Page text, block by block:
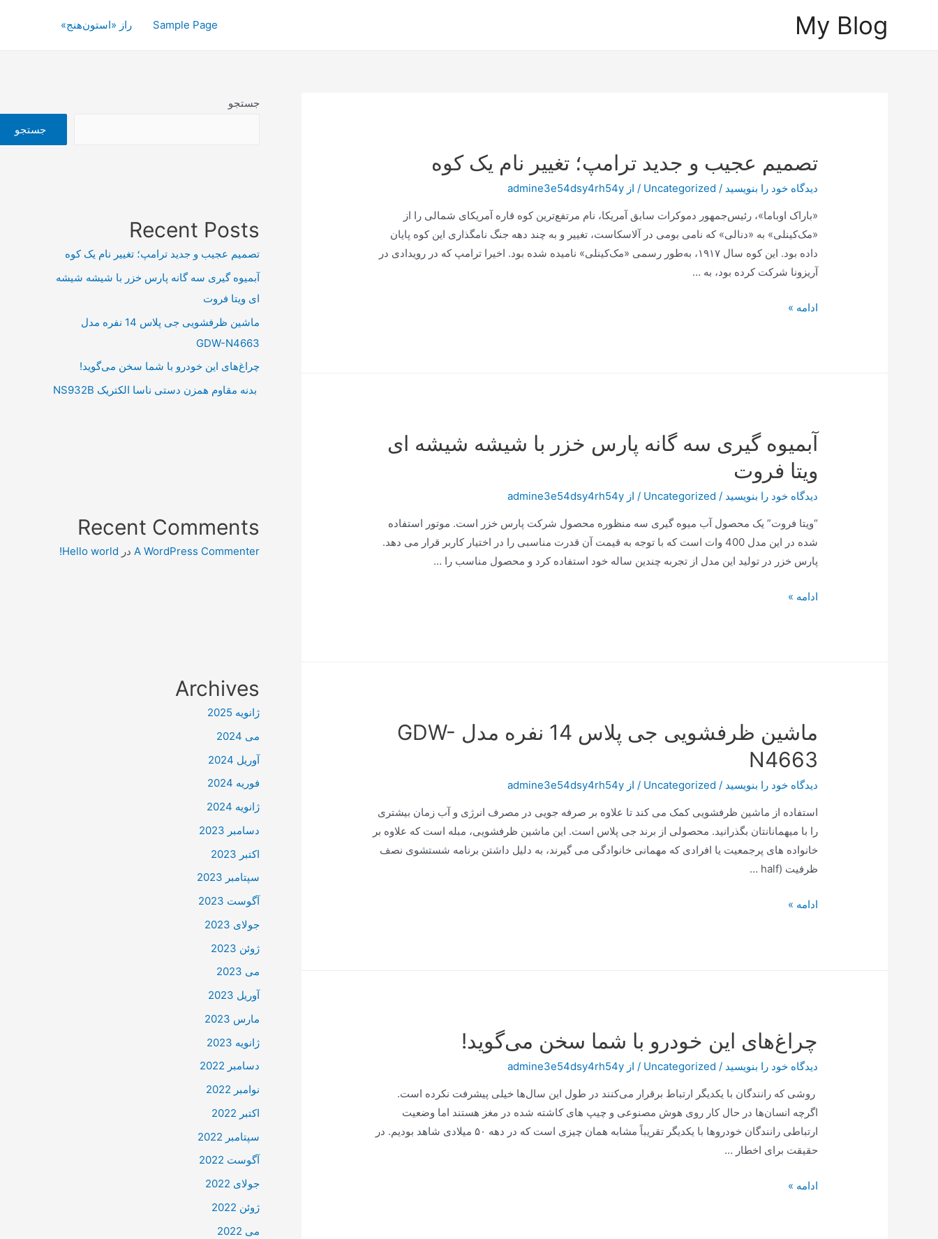
My Blog
Sample Page راز «استون‌هنج»
تصمیم عجیب و جدید ترامپ؛ تغییر نام یک کوه
دیدگاه‌ خود را بنویسید /
Uncategorized / از admine3e54dsy4rh54y
«باراک اوباما»، رئیس‌جمهور دموکرات سابق آمریکا، نام مرتفع‌ترین کوه قاره آمریکای شمالی را از
«مک‌کینلی» به «دنالی» که نامی بومی در آلاسکاست، تغییر و به چند دهه جنگ نامگذاری این کوه پایان
داده بود. این کوه سال ۱۹۱۷، به‌طور رسمی «مک‌کینلی» نامیده شده بود. اخیرا ترامپ که در رویدادی در
آریزونا شرکت کرده بود، به …
تصمیم
یک
کوه
ادامه »
آبمیوه گیری سه گانه پارس خزر با شیشه شیشه ای
ویتا فروت
دیدگاه‌ خود را بنویسید /
Uncategorized / از admine3e54dsy4rh54y
“ویتا فروت” یک محصول آب میوه گیری سه منظوره محصول شرکت پارس خزر است. موتور استفاده
شده در این مدل 400 وات است که با توجه به قیمت آن قدرت مناسبی را در اختیار کاربر قرار می دهد.
پارس خزر در تولید این مدل از تجربه چندین ساله خود استفاده کرد و محصول مناسب را …
آبمیوه
شیشه
ای
ویتا
ادامه »
ماشین ظرفشویی جی پلاس 14 نفره مدل GDW-
N4663
دیدگاه‌ خود را بنویسید /
Uncategorized / از admine3e54dsy4rh54y
استفاده از ماشین ظرفشویی کمک می کند تا علاوه بر صرفه جویی در مصرف انرژی و آب زمان بیشتری
را با میهمانانتان بگذرانید. محصولی از برند جی پلاس است. این ماشین ظرفشویی، مبله است که علاوه بر
خانواده‌ های پرجمعیت یا افرادی که مهمانی خانوادگی می‌ گیرند، به دلیل داشتن برنامه شستشوی نصف
ظرفیت (half …
ماشین
GDW-
N4663
ادامه »
چراغ‌های این خودرو با شما سخن می‌گوید!
دیدگاه‌ خود را بنویسید /
Uncategorized / از admine3e54dsy4rh54y
روشی که رانندگان با یکدیگر ارتباط برقرار می‌کنند در طول این سال‌ها خیلی پیشرفت نکرده است.
اگرچه انسان‌ها در حال کار روی هوش مصنوعی و چیپ های کاشته شده در مغز هستند اما وضعیت
ارتباطی رانندگان خودروها با یکدیگر تقریباً مشابه همان چیزی است که در دهه ۵۰ میلادی شاهد بودیم. در
حقیقت برای اخطار …
چراغ‌های
ادامه »
جستجو
جستجو
Recent Posts
تصمیم عجیب و جدید ترامپ؛ تغییر نام یک کوه
آبمیوه گیری سه گانه پارس خزر با شیشه شیشه
ای ویتا فروت
ماشین ظرفشویی جی پلاس 14 نفره مدل
GDW-N4663
چراغ‌های این خودرو با شما سخن می‌گوید!
بدنه مقاوم همزن دستی ناسا الکتریک NS932B
Recent Comments
A WordPress Commenter در Hello world!
Archives
ژانویه 2025
می 2024
آوریل 2024
فوریه 2024
ژانویه 2024
دسامبر 2023
اکتبر 2023
سپتامبر 2023
آگوست 2023
جولای 2023
ژوئن 2023
می 2023
آوریل 2023
مارس 2023
ژانویه 2023
دسامبر 2022
نوامبر 2022
اکتبر 2022
سپتامبر 2022
آگوست 2022
جولای 2022
ژوئن 2022
می 2022